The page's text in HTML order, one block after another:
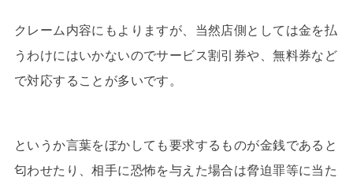
クレーム内容にもよりますが、当然店側としては金を払
うわけにはいかないのでサービス割引券や、無料券など
で対応することが多いです。
というか言葉をぼかしても要求するものが金銭であると
匂わせたり、相手に恐怖を与えた場合は脅迫罪等に当た